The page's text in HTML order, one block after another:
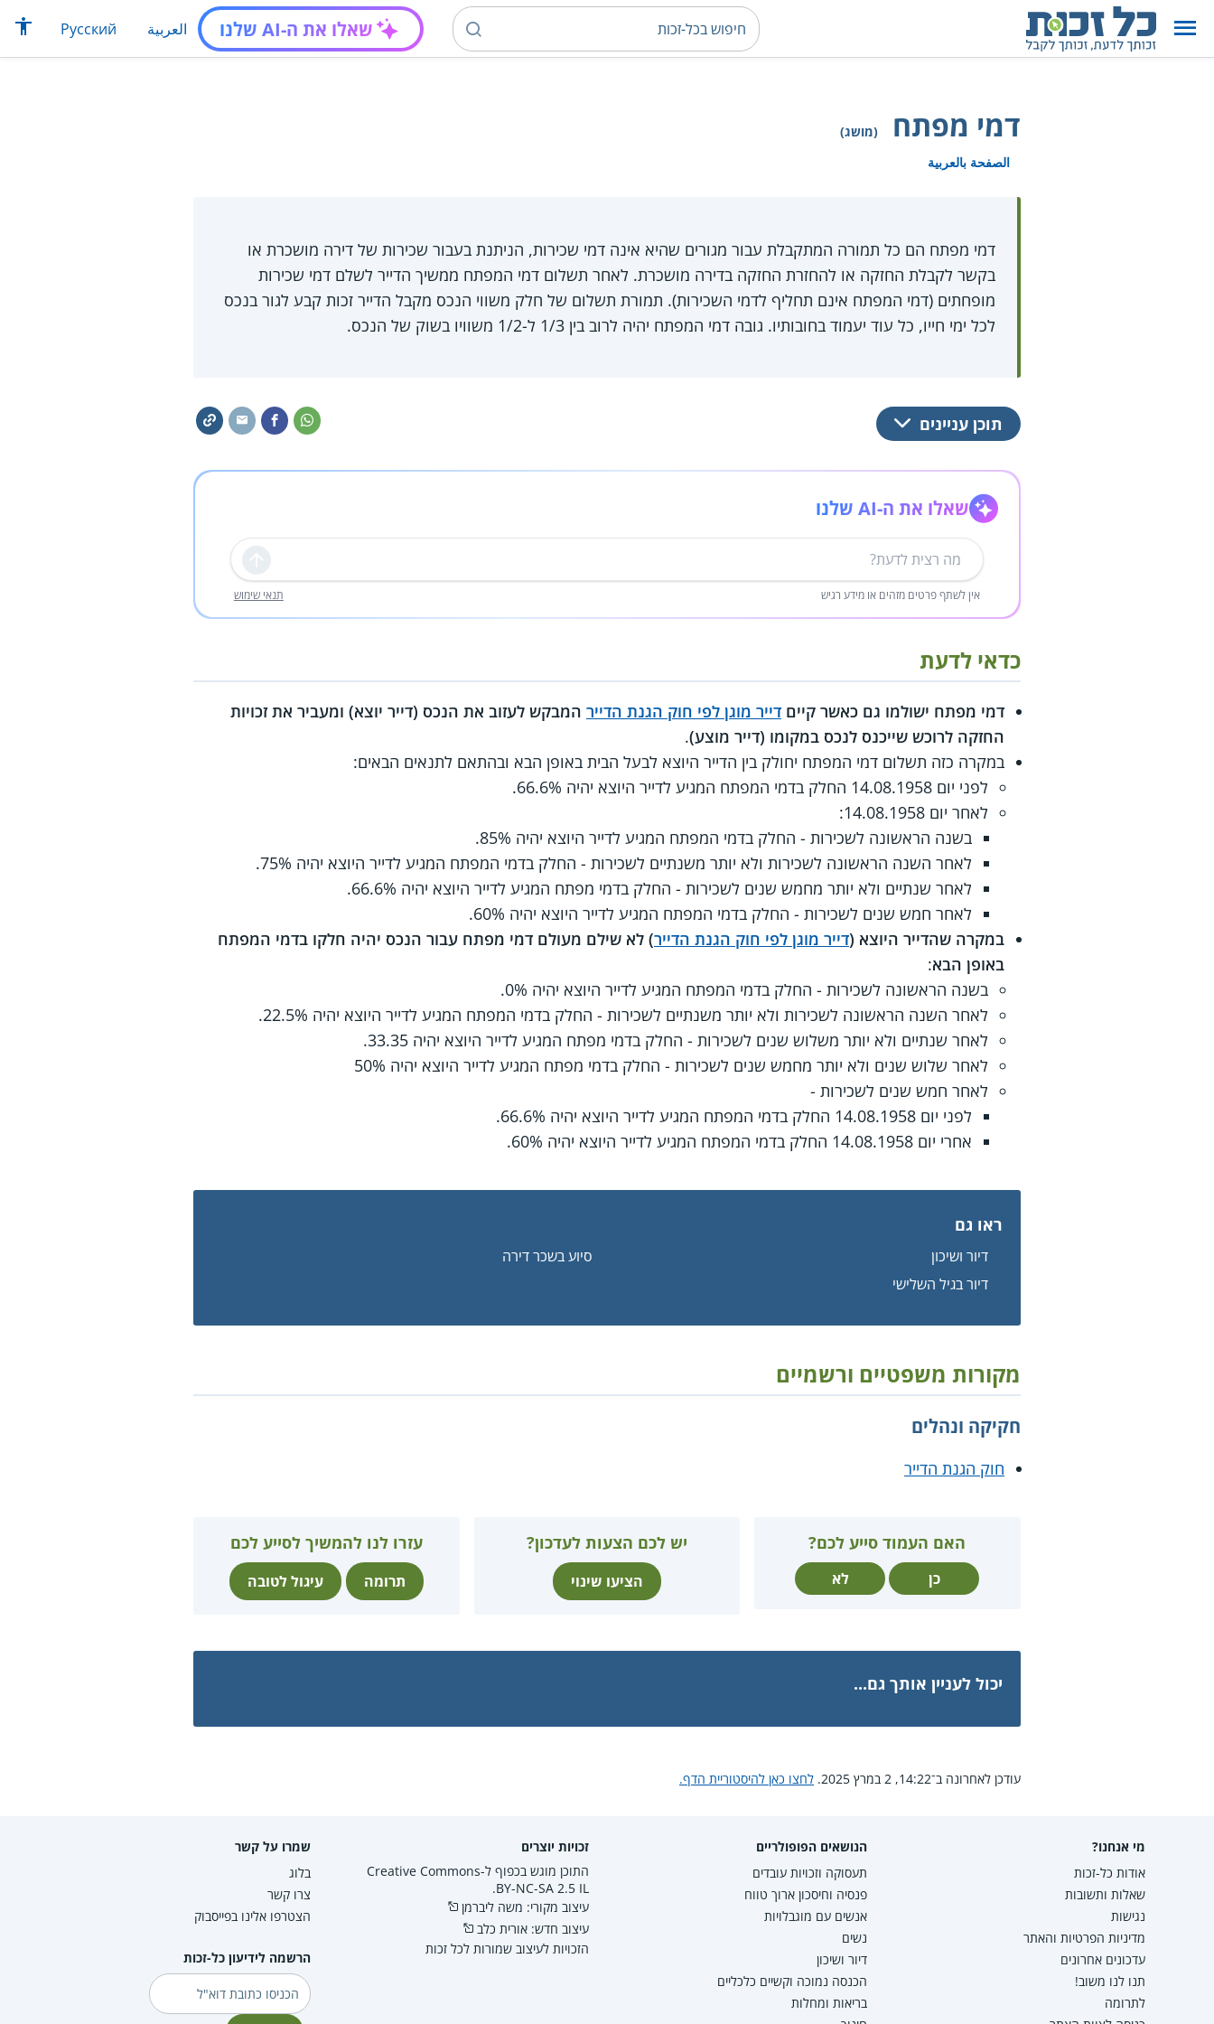
שאלו את ה-AI שלנו العربية Русский
דמי מפתח
(מושג)
الصفحة بالعربية
דמי מפתח הם כל תמורה המתקבלת עבור מגורים שהיא אינה דמי שכירות, הניתנת בעבור שכירות של דירה מושכרת או
בקשר לקבלת החזקה או להחזרת החזקה בדירה מושכרת. לאחר תשלום דמי המפתח ממשיך הדייר לשלם דמי שכירות
מופחתים (דמי המפתח אינם תחליף לדמי השכירות). תמורת תשלום של חלק משווי הנכס מקבל הדייר זכות קבע לגור בנכס
לכל ימי חייו, כל עוד יעמוד בחובותיו. גובה דמי המפתח יהיה לרוב בין 1/3 ל-1/2 משוויו בשוק של הנכס.
תוכן עניינים
שאלו את ה-AI שלנו
שליחה
אין לשתף פרטים מזהים או מידע רגיש תנאי שימוש
כדאי לדעת
דמי מפתח ישולמו גם כאשר קיים דייר מוגן לפי חוק הגנת הדייר המבקש לעזוב את הנכס (דייר יוצא) ומעביר את זכויות
החזקה לרוכש שייכנס לנכס במקומו (דייר מוצע).
במקרה כזה תשלום דמי המפתח יחולק בין הדייר היוצא לבעל הבית באופן הבא ובהתאם לתנאים הבאים:
לפני יום 14.08.1958 החלק בדמי המפתח המגיע לדייר היוצא יהיה 66.6%.
לאחר יום 14.08.1958:
בשנה הראשונה לשכירות - החלק בדמי המפתח המגיע לדייר היוצא יהיה 85%.
לאחר השנה הראשונה לשכירות ולא יותר משנתיים לשכירות - החלק בדמי המפתח המגיע לדייר היוצא יהיה 75%.
לאחר שנתיים ולא יותר מחמש שנים לשכירות - החלק בדמי מפתח המגיע לדייר היוצא יהיה 66.6%.
לאחר חמש שנים לשכירות - החלק בדמי המפתח המגיע לדייר היוצא יהיה 60%.
במקרה שהדייר היוצא (דייר מוגן לפי חוק הגנת הדייר) לא שילם מעולם דמי מפתח עבור הנכס יהיה חלקו בדמי המפתח
באופן הבא:
בשנה הראשונה לשכירות - החלק בדמי המפתח המגיע לדייר היוצא יהיה 0%.
לאחר השנה הראשונה לשכירות ולא יותר משנתיים לשכירות - החלק בדמי המפתח המגיע לדייר היוצא יהיה 22.5%.
לאחר שנתיים ולא יותר משלוש שנים לשכירות - החלק בדמי מפתח המגיע לדייר היוצא יהיה 33.35.
לאחר שלוש שנים ולא יותר מחמש שנים לשכירות - החלק בדמי מפתח המגיע לדייר היוצא יהיה 50%
לאחר חמש שנים לשכירות -
לפני יום 14.08.1958 החלק בדמי המפתח המגיע לדייר היוצא יהיה 66.6%.
אחרי יום 14.08.1958 החלק בדמי המפתח המגיע לדייר היוצא יהיה 60%.
ראו גם
דיור ושיכון
סיוע בשכר דירה
דיור בגיל השלישי
מקורות משפטיים ורשמיים
חקיקה ונהלים
חוק הגנת הדייר
האם העמוד סייע לכם?
כן לא
יש לכם הצעות לעדכון?
הציעו שינוי
עזרו לנו להמשיך לסייע לכם
תרומה עיגול לטובה
יכול לעניין אותך גם...
עודכן לאחרונה ב־14:22, 2 במרץ 2025. לחצו כאן להיסטוריית הדף.
מי אנחנו?
אודות כל-זכות
שאלות ותשובות
נגישות
מדיניות הפרטיות והאתר
עדכונים אחרונים
תנו לנו משוב!
לתרומה
הנושאים הפופולריים
תעסוקה וזכויות עובדים
פנסיה וחיסכון ארוך טווח
אנשים עם מוגבלויות
נשים
דיור ושיכון
הכנסה נמוכה וקשיים כלכליים
בריאות ומחלות
זכויות יוצרים
התוכן מוגש בכפוף ל-Creative Commons
BY-NC-SA 2.5 IL.
עיצוב מקורי: משה ליברמן
עיצוב חדש: אורית כלב
הזכויות לעיצוב שמורות לכל זכות
שמרו על קשר
בלוג
צרו קשר
הצטרפו אלינו בפייסבוק
הרשמה לידיעון כל-זכות
דוא"ל